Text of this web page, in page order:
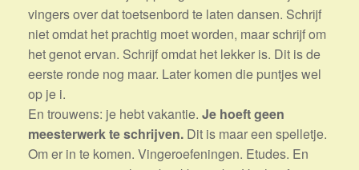
vingers over dat toetsenbord te laten dansen. Schrijf
niet omdat het prachtig moet worden, maar schrijf om
het genot ervan. Schrijf omdat het lekker is. Dit is de
eerste ronde nog maar. Later komen die puntjes wel
op je i.
En trouwens: je hebt vakantie. Je hoeft geen
meesterwerk te schrijven. Dit is maar een spelletje.
Om er in te komen. Vingeroefeningen. Etudes. En